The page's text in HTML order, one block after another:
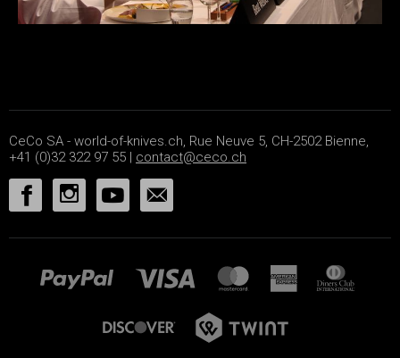
CeCo SA - world-of-knives.ch, Rue Neuve 5, CH-2502 Bienne,
+41 (0)32 322 97 55 | contact@ceco.ch